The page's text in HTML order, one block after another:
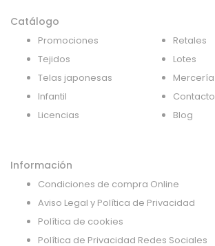
Catálogo
Promociones
Tejidos
Telas japonesas
Infantil
Licencias
Retales
Lotes
Mercería
Contacto
Blog
Información
Condiciones de compra Online
Aviso Legal y Política de Privacidad
Política de cookies
Política de Privacidad Redes Sociales